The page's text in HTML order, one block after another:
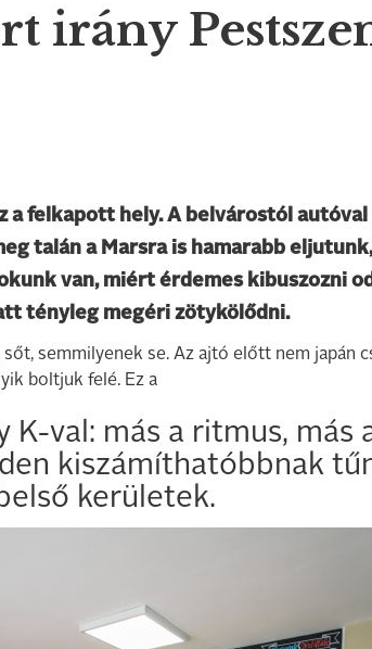
irány
a felkapott hely. A belvárostól autóval
talán a Marsra is hamarabb
van, miért érdemes kibuszozni
tényleg megéri zötykölődni.
semmilyenek se. Az ajtó előtt nem japán
boltjuk felé. Ez a
K-val: más a ritmus, más
kiszámíthatóbbnak
kerületek.